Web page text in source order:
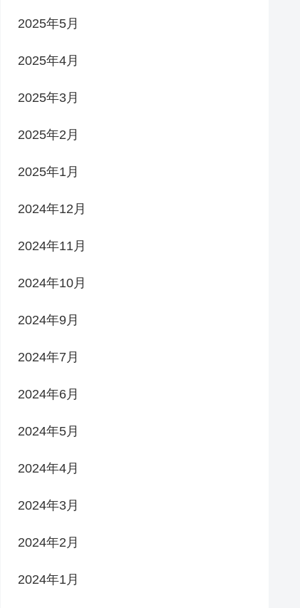
2025年5月
2025年4月
2025年3月
2025年2月
2025年1月
2024年12月
2024年11月
2024年10月
2024年9月
2024年7月
2024年6月
2024年5月
2024年4月
2024年3月
2024年2月
2024年1月